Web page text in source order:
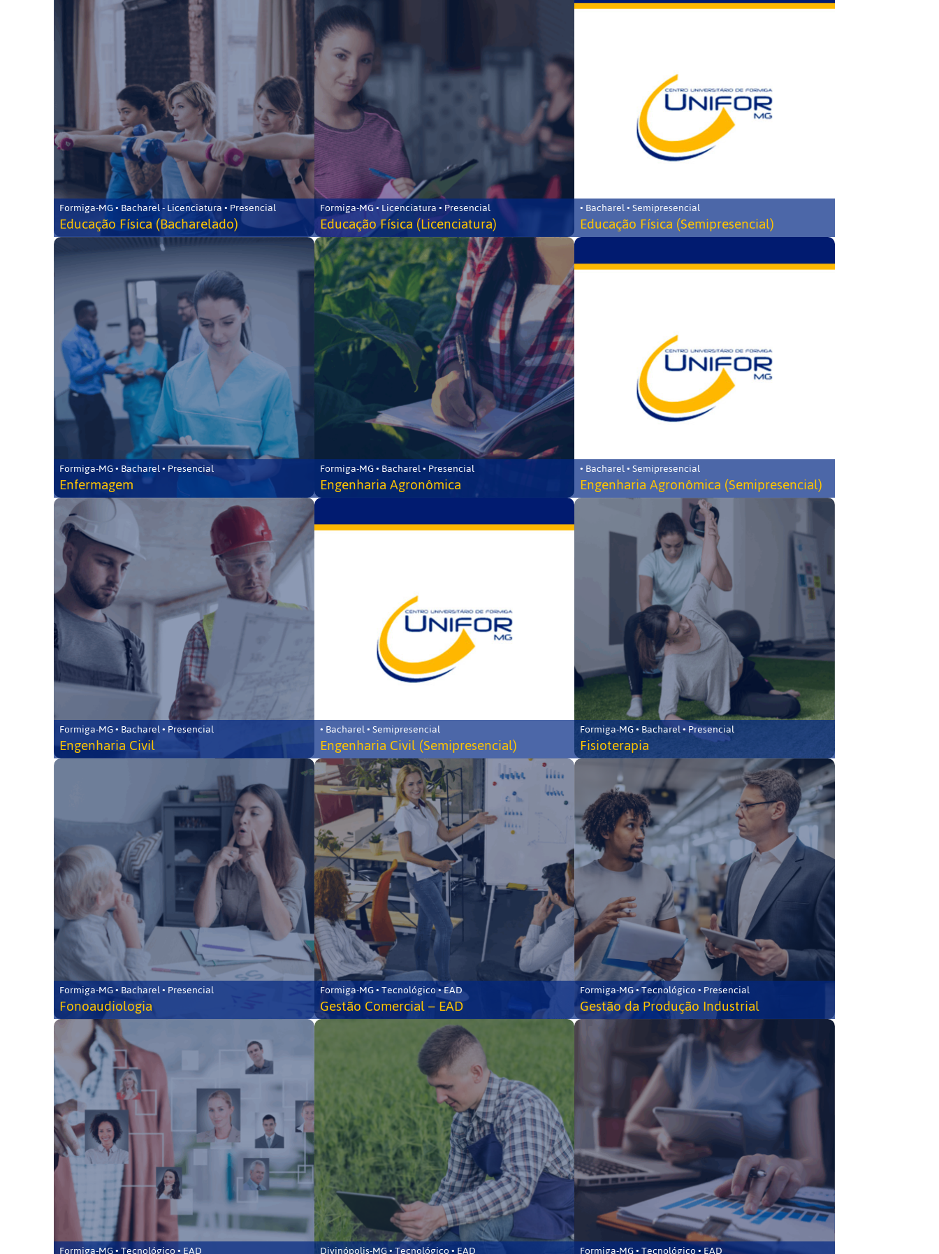
Formiga-MG • Bacharel - Licenciatura • Presencial
Educação Física (Bacharelado)
Formiga-MG • Licenciatura • Presencial
Educação Física (Licenciatura)
• Bacharel • Semipresencial
Educação Física (Semipresencial)
Formiga-MG • Bacharel • Presencial
Enfermagem
Formiga-MG • Bacharel • Presencial
Engenharia Agronômica
• Bacharel • Semipresencial
Engenharia Agronômica (Semipresencial)
Formiga-MG • Bacharel • Presencial
Engenharia Civil
• Bacharel • Semipresencial
Engenharia Civil (Semipresencial)
Formiga-MG • Bacharel • Presencial
Fisioterapia
Formiga-MG • Bacharel • Presencial
Fonoaudiologia
Formiga-MG • Tecnológico • EAD
Gestão Comercial – EAD
Formiga-MG • Tecnológico • Presencial
Gestão da Produção Industrial